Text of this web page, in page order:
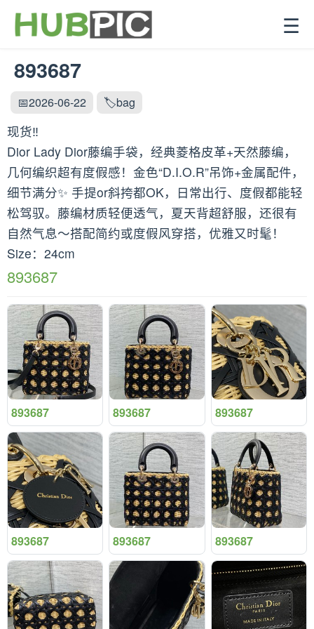
☰
893687
📅2026-06-22 🏷️bag
现货‼️
Dior Lady Dior藤编手袋，经典菱格皮革+天然藤编，
几何编织超有度假感！金色“D.I.O.R”吊饰+金属配件，
细节满分✨ 手提or斜挎都OK，日常出行、度假都能轻
松驾驭。藤编材质轻便透气，夏天背超舒服，还很有
自然气息～搭配简约或度假风穿搭，优雅又时髦！
Size：24cm
893687
893687 893687 893687
893687 893687 893687